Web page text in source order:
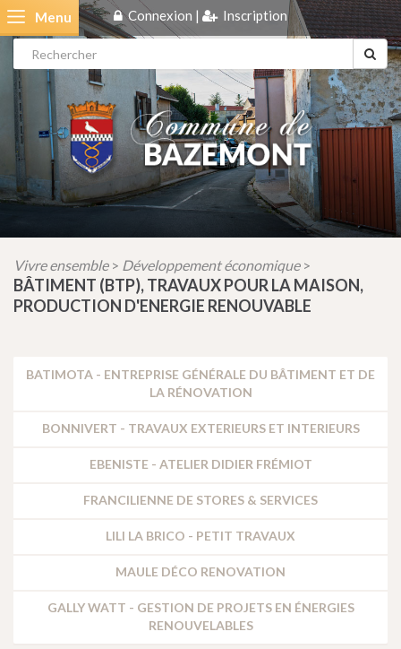
Menu Connexion | Inscription
Vivre ensemble> Développement économique>
BÂTIMENT (BTP), TRAVAUX POUR LA MAISON,
PRODUCTION D'ENERGIE RENOUVABLE
BATIMOTA - ENTREPRISE GÉNÉRALE DU BÂTIMENT ET DE
LA RÉNOVATION
BONNIVERT - TRAVAUX EXTERIEURS ET INTERIEURS
EBENISTE - ATELIER DIDIER FRÉMIOT
FRANCILIENNE DE STORES & SERVICES
LILI LA BRICO - PETIT TRAVAUX
MAULE DÉCO RENOVATION
GALLY WATT - GESTION DE PROJETS EN ÉNERGIES
RENOUVELABLES